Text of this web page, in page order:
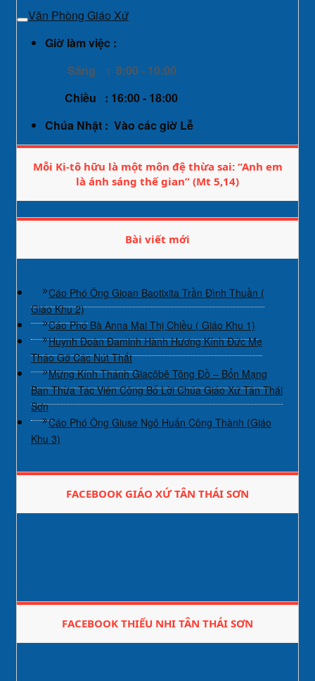
Văn Phòng Giáo Xứ
Giờ làm việc :
Sáng : 8:00 - 10:00
Chiều : 16:00 - 18:00
Chúa Nhật : Vào các giờ Lễ
Mỗi Ki-tô hữu là một môn đệ thừa sai: “Anh em
là ánh sáng thế gian” (Mt 5,14)
Bài viết mới
Cáo Phó Ông Gioan Baotixita Trần Đình Thuần (
Giáo Khu 2)
Cáo Phó Bà Anna Mai Thị Chiều ( Giáo Khu 1)
Huynh Đoàn Đaminh Hành Hương Kính Đức Mẹ
Tháo Gỡ Các Nút Thắt
Mừng Kính Thánh Giacôbê Tông Đồ – Bổn Mạng
Ban Thừa Tác Viên Công Bố Lời Chúa Giáo Xứ Tân Thái
Sơn
Cáo Phó Ông Giuse Ngô Huấn Công Thành (Giáo
Khu 3)
FACEBOOK GIÁO XỨ TÂN THÁI SƠN
FACEBOOK THIẾU NHI TÂN THÁI SƠN